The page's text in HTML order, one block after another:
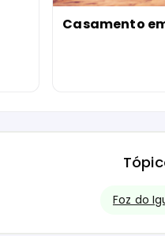
Casamento
Foz do